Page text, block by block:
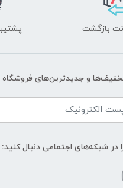
پشتیبانی
و جدیدترین‌های فروشگاه
در شبکه‌های اجتماعی دنبال کنید: